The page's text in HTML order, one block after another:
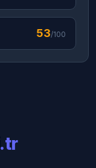
53/100
.tr